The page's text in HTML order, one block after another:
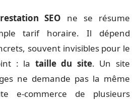
SEO ne se résume
tarif horaire. Il dépend
souvent invisibles pour le
: la taille du site. Un site
ne demande pas la même
e-commerce de plusieurs